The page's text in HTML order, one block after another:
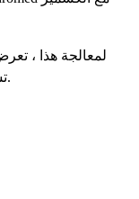
لمعالجة هذا ،
تشابك مجاورة بينهما ، مما يحقق هيكل رقائق ثلاثية الاتجاه. ينتج عن هذا التصميم جسم غزل مضغوط مع تأثيرات فاخرة موحدة ومتنوعة مع السماح بالتخصيص الوظيفي بناءً على المتطلبات.